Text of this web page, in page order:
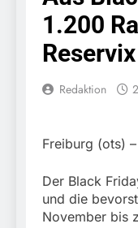
1.200
Reservix
Redaktion
Freiburg (ots) –
Der Black
und die
November bis